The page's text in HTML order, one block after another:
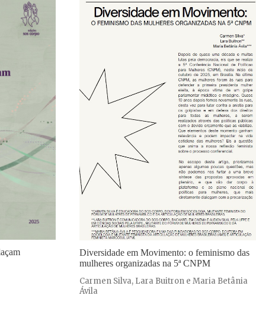
Diversidade em Movimento: o feminismo das
mulheres organizadas na 5ª CNPM
Carmen Silva, Lara Buitron e Maria Betânia
Ávila